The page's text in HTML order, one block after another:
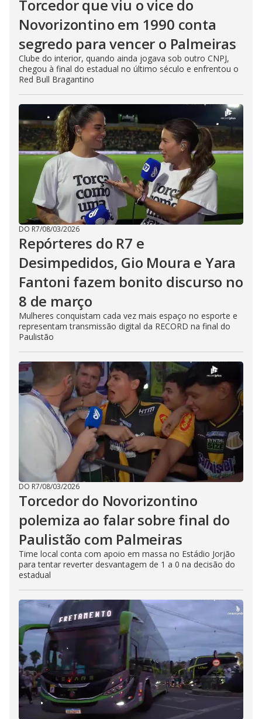
Torcedor que viu o vice do
Novorizontino em 1990 conta
segredo para vencer o Palmeiras
Clube do interior, quando ainda jogava sob outro CNPJ,
chegou à final do estadual no último século e enfrentou o
Red Bull Bragantino
DO R7/08/03/2026
Repórteres do R7 e
Desimpedidos, Gio Moura e Yara
Fantoni fazem bonito discurso no
8 de março
Mulheres conquistam cada vez mais espaço no esporte e
representam transmissão digital da RECORD na final do
Paulistão
DO R7/08/03/2026
Torcedor do Novorizontino
polemiza ao falar sobre final do
Paulistão com Palmeiras
Time local conta com apoio em massa no Estádio Jorjão
para tentar reverter desvantagem de 1 a 0 na decisão do
estadual